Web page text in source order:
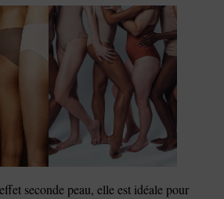
seconde peau, elle est idéale pour